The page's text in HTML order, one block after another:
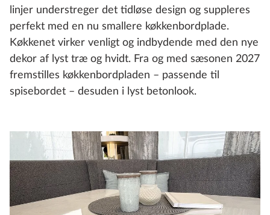
linjer understreger det tidløse design og suppleres
perfekt med en nu smallere køkkenbordplade.
Køkkenet virker venligt og indbydende med den nye
dekor af lyst træ og hvidt. Fra og med sæsonen 2027
fremstilles køkkenbordpladen – passende til
spisebordet – desuden i lyst betonlook.